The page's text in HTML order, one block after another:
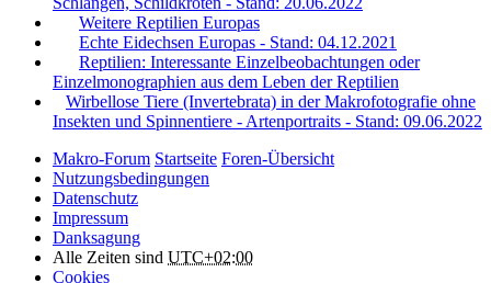
Weitere Reptilien Europas
Echte Eidechsen Europas - Stand: 04.12.2021
Reptilien: Interessante Einzelbeobachtungen oder
Einzelmonographien aus dem Leben der Reptilien
Wirbellose Tiere (Invertebrata) in der Makrofotografie ohne
Insekten und Spinnentiere - Artenportraits - Stand: 09.06.2022
Makro-Forum Startseite Foren-Übersicht
Nutzungsbedingungen
Datenschutz
Impressum
Danksagung
Alle Zeiten sind UTC+02:00
Cookies